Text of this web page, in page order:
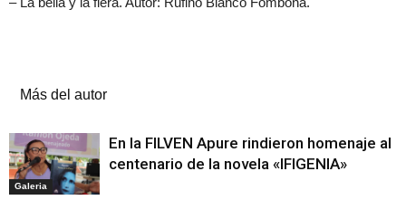
Más del autor
Galeria
En la FILVEN Apure rindieron homenaje al
centenario de la novela «IFIGENIA»